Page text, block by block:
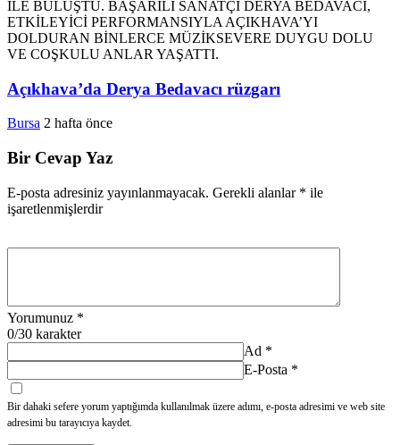
Açıkhava’da Derya Bedavacı rüzgarı
Bursa 2 hafta önce
Bir Cevap Yaz
E-posta adresiniz yayınlanmayacak. Gerekli alanlar * ile
işaretlenmişlerdir
Yorumunuz *
0/30 karakter
Ad *
E-Posta *
Bir dahaki sefere yorum yaptığımda kullanılmak üzere adımı, e-posta adresimi ve web site
adresimi bu tarayıcıya kaydet.